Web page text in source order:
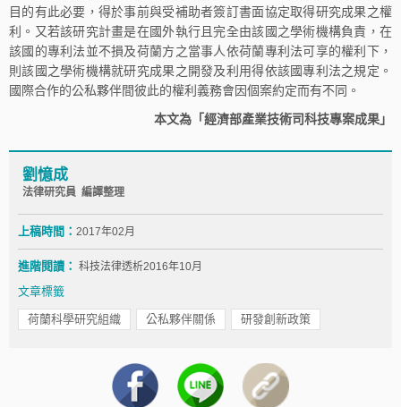
目的有此必要，得於事前與受補助者簽訂書面協定取得研究成果之權
利。又若該研究計畫是在國外執行且完全由該國之學術機構負責，在
該國的專利法並不損及荷蘭方之當事人依荷蘭專利法可享的權利下，
則該國之學術機構就研究成果之開發及利用得依該國專利法之規定。
國際合作的公私夥伴間彼此的權利義務會因個案約定而有不同。
本文為「經濟部產業技術司科技專案成果」
劉憶成
法律研究員 編譯整理
上稿時間： 2017年02月
進階閱讀： 科技法律透析2016年10月
文章標籤
荷蘭科學研究組織 公私夥伴關係 研發創新政策